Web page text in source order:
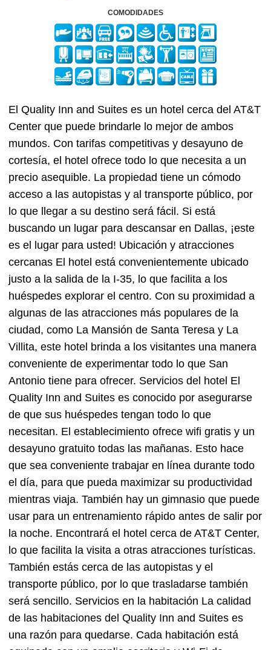
COMODIDADES
El Quality Inn and Suites es un hotel cerca del AT&T
Center que puede brindarle lo mejor de ambos
mundos. Con tarifas competitivas y desayuno de
cortesía, el hotel ofrece todo lo que necesita a un
precio asequible. La propiedad tiene un cómodo
acceso a las autopistas y al transporte público, por
lo que llegar a su destino será fácil. Si está
buscando un lugar para descansar en Dallas, ¡este
es el lugar para usted! Ubicación y atracciones
cercanas El hotel está convenientemente ubicado
justo a la salida de la I-35, lo que facilita a los
huéspedes explorar el centro. Con su proximidad a
algunas de las atracciones más populares de la
ciudad, como La Mansión de Santa Teresa y La
Villita, este hotel brinda a los visitantes una manera
conveniente de experimentar todo lo que San
Antonio tiene para ofrecer. Servicios del hotel El
Quality Inn and Suites es conocido por asegurarse
de que sus huéspedes tengan todo lo que
necesitan. El establecimiento ofrece wifi gratis y un
desayuno gratuito todas las mañanas. Esto hace
que sea conveniente trabajar en línea durante todo
el día, para que pueda maximizar su productividad
mientras viaja. También hay un gimnasio que puede
usar para un entrenamiento rápido antes de salir por
la noche. Encontrará el hotel cerca de AT&T Center,
lo que facilita la visita a otras atracciones turísticas.
También estás cerca de las autopistas y el
transporte público, por lo que trasladarse también
será sencillo. Servicios en la habitación La calidad
de las habitaciones del Quality Inn and Suites es
una razón para quedarse. Cada habitación está